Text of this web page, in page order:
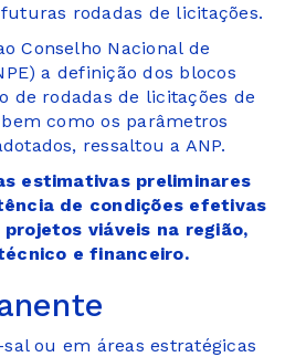
rodadas de licitações.
Conselho Nacional de
a definição dos blocos
de rodadas de licitações de
como os parâmetros
ressaltou a ANP.
estimativas preliminares
de condições efetivas
viáveis na região,
e financeiro.
ou em áreas estratégicas